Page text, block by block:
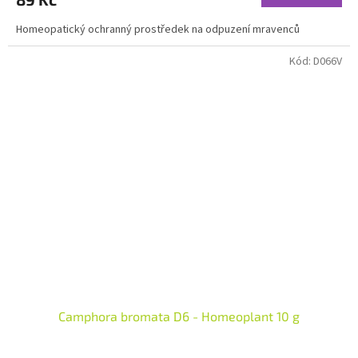
Homeopatický ochranný prostředek na odpuzení mravenců
Camphora bromata D6 - Homeoplant 10 g
Kód: D066V